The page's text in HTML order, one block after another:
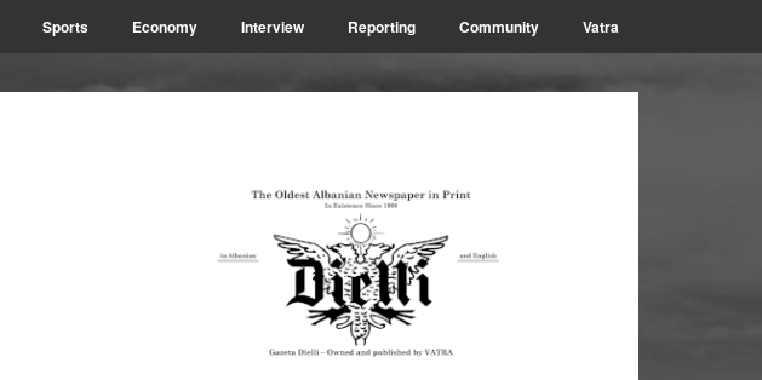
Sports Economy Interview Reporting Community Vatra